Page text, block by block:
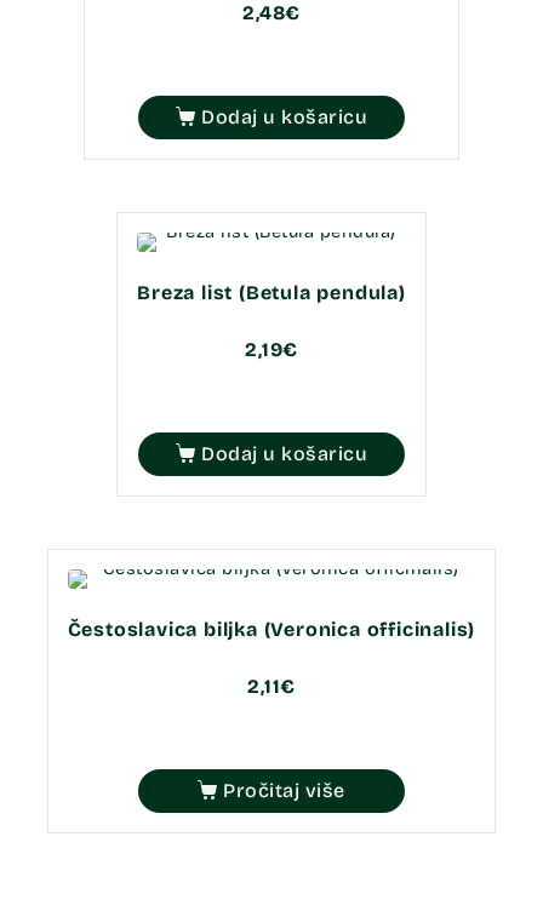
2,48€
Dodaj u košaricu
Breza list (Betula pendula)
2,19€
Dodaj u košaricu
Čestoslavica biljka (Veronica officinalis)
2,11€
Pročitaj više